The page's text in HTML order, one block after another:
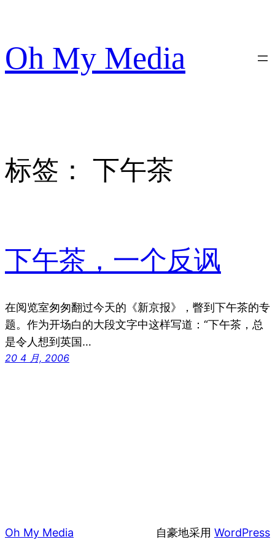
内
容
Oh My Media
标签： 下午茶
下午茶，一个反讽
在阅览室匆匆翻过今天的《新京报》，瞥到下午茶的专
题。作为开场白的大段文字中这样写道：“下午茶，总
是令人想到英国…
20 4 月, 2006
Oh My Media 自豪地采用 WordPress